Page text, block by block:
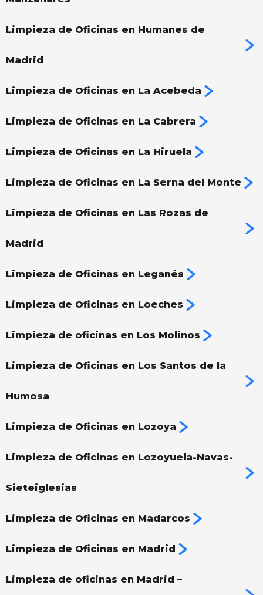
Limpieza de Oficinas en Humanes de
Madrid
Limpieza de Oficinas en La Acebeda
Limpieza de Oficinas en La Cabrera
Limpieza de Oficinas en La Hiruela
Limpieza de Oficinas en La Serna del Monte
Limpieza de Oficinas en Las Rozas de
Madrid
Limpieza de Oficinas en Leganés
Limpieza de Oficinas en Loeches
Limpieza de oficinas en Los Molinos
Limpieza de Oficinas en Los Santos de la
Humosa
Limpieza de Oficinas en Lozoya
Limpieza de Oficinas en Lozoyuela-Navas-
Sieteiglesias
Limpieza de Oficinas en Madarcos
Limpieza de Oficinas en Madrid
Limpieza de oficinas en Madrid –